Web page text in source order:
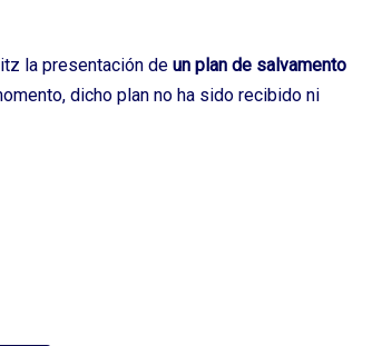
la presentación de un plan de salvamento
dicho plan no ha sido recibido ni